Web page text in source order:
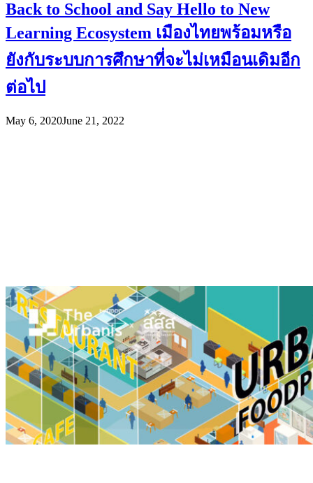
Back to School and Say Hello to New
Learning Ecosystem เมืองไทยพร้อมหรือ
ยังกับระบบการศึกษาที่จะไม่เหมือนเดิมอีก
ต่อไป
May 6, 2020June 21, 2022